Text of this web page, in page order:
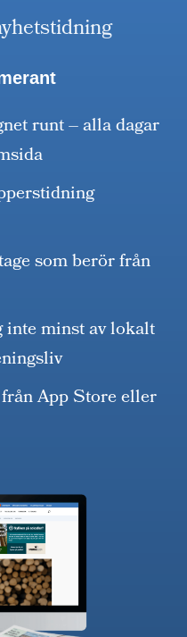
runt – alla dagar
som berör från
inte minst av lokalt
App Store eller